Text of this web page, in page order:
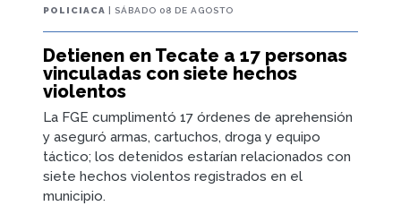
POLICIACA | SÁBADO 08 DE AGOSTO
Detienen en Tecate a 17 personas
vinculadas con siete hechos
violentos
La FGE cumplimentó 17 órdenes de aprehensión
y aseguró armas, cartuchos, droga y equipo
táctico; los detenidos estarían relacionados con
siete hechos violentos registrados en el
municipio.